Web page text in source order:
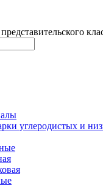
углеродистых и